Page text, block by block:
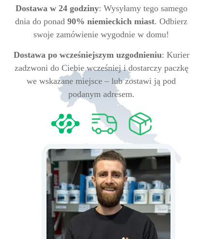
Dostawa w 24 godziny: Wysyłamy tego samego
dnia do ponad 90% niemieckich miast. Odbierz
swoje zamówienie wygodnie w domu!
Dostawa po wcześniejszym uzgodnieniu: Kurier
zadzwoni do Ciebie wcześniej i dostarczy paczkę
we wskazane miejsce – lub zostawi ją pod
podanym adresem.